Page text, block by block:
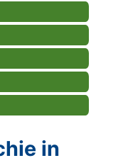
in